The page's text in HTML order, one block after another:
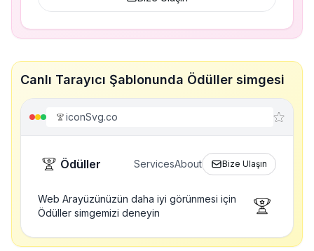
Canlı Tarayıcı Şablonunda Ödüller simgesi
iconSvg.co
Ödüller ServicesAbout Bize Ulaşın
Web Arayüzünüzün daha iyi görünmesi için
Ödüller simgemizi deneyin